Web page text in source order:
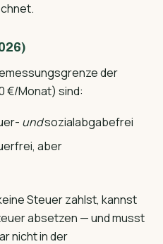
der
€/Monat) sind:
undsozialabgabefrei
aber
Steuer zahlst, kannst
absetzen — und musst
nicht in der